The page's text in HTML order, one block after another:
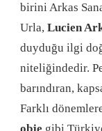
birini Arkas
Urla, Lucien
duyduğu ilgi
niteliğindedir.
barındıran,
Farklı